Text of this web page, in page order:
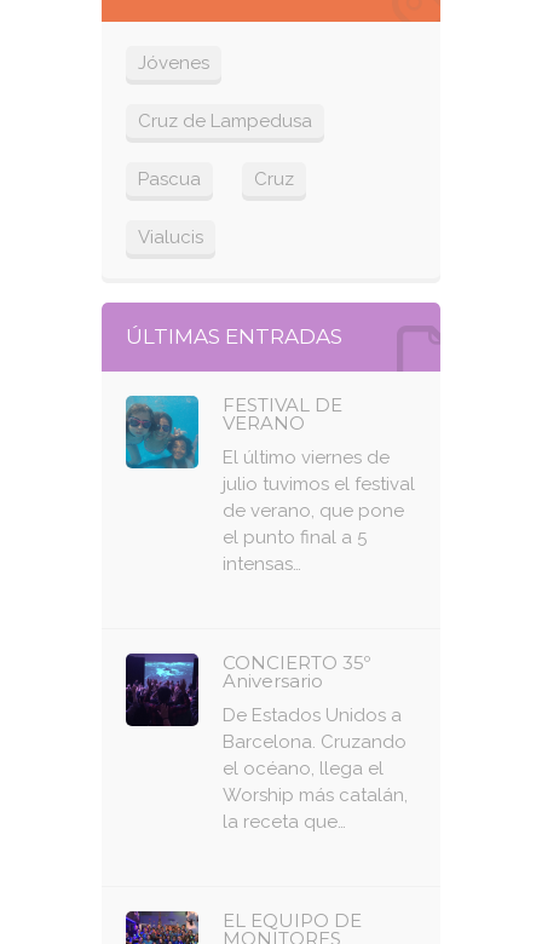
Jóvenes
Cruz de Lampedusa
Pascua Cruz
Vialucis
ÚLTIMAS ENTRADAS
FESTIVAL DE
VERANO
El último viernes de
julio tuvimos el festival
de verano, que pone
el punto final a 5
intensas…
CONCIERTO 35º
Aniversario
De Estados Unidos a
Barcelona. Cruzando
el océano, llega el
Worship más catalán,
la receta que…
EL EQUIPO DE
MONITORES